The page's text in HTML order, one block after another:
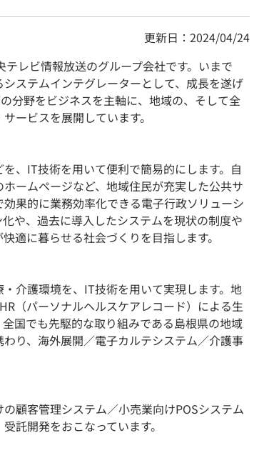
更新日：2024/04/24
レビ情報放送のグループ会社です。いまで
ステムインテグレーターとして、成長を遂げ
分野をビジネスを主軸に、地域の、そして全
ービスを展開しています。
、IT技術を用いて便利で簡易的にします。自
ームページなど、地域住民が充実した公共サ
果的に業務効率化できる電子行政ソリューシ
や、過去に導入したシステムを現状の制度や
適に暮らせる社会づくりを目指します。
介護環境を、IT技術を用いて実現します。地
（パーソナルヘルスケアレコード）による生
国でも先駆的な取り組みである島根県の地域
り、海外展開／電子カルテシステム／介護事
顧客管理システム／小売業向けPOSシステム
託開発をおこなっています。